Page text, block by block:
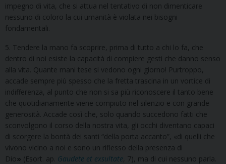
impegno di vita, che si attua nel tentativo di non dimenticare
nessuno di coloro la cui umanità è violata nei bisogni
fondamentali.
5. Tendere la mano fa scoprire, prima di tutto a chi lo fa, che
dentro di noi esiste la capacità di compiere gesti che danno senso
alla vita. Quante mani tese si vedono ogni giorno! Purtroppo,
accade sempre più spesso che la fretta trascina in un vortice di
indifferenza, al punto che non si sa più riconoscere il tanto bene
che quotidianamente viene compiuto nel silenzio e con grande
generosità. Accade così che, solo quando succedono fatti che
sconvolgono il corso della nostra vita, gli occhi diventano capaci
di scorgere la bontà dei santi “della porta accanto”, «di quelli che
vivono vicino a noi e sono un riflesso della presenza di
Dio» (Esort. ap. Gaudete et exsultate, 7), ma di cui nessuno parla.